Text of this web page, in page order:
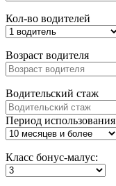
Кол-во водителей
Возраст водителя
Водительский стаж
Период использования
Класс бонус-малус: